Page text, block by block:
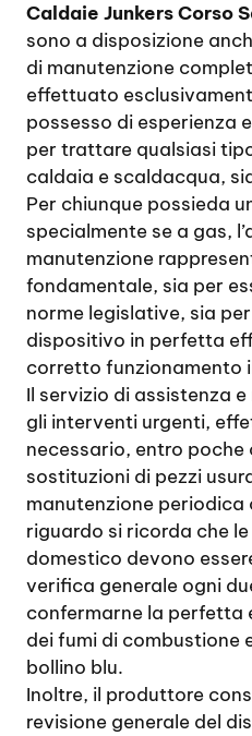
Caldaie Junkers Corso
sono a disposizione
di manutenzione
effettuato
possesso di esperienza
per trattare qualsiasi
caldaia e scaldacqua,
Per chiunque possieda
specialmente se a gas,
manutenzione
fondamentale, sia per
norme legislative, sia
dispositivo in perfetta
corretto funzionamento
Il servizio di assistenza
gli interventi urgenti,
necessario, entro poche
sostituzioni di pezzi
manutenzione
riguardo si ricorda che
domestico devono
verifica generale ogni
confermarne la perfetta
dei fumi di combustione
bollino blu.
Inoltre, il produttore
revisione generale del